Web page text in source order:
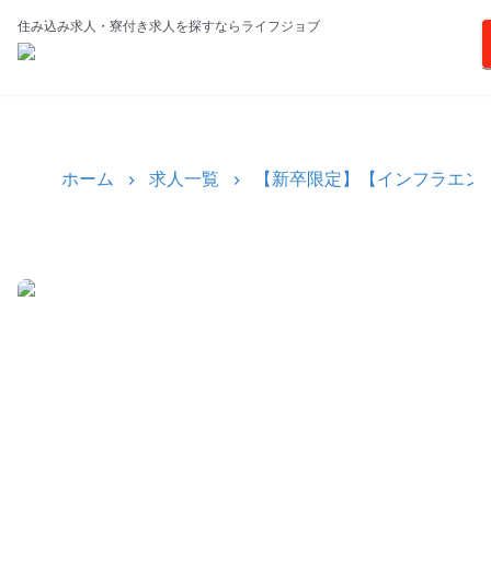
住み込み求人・寮付き求人を探すならライフジョブ
ホーム 求人一覧 【新卒限定】【インフラエ